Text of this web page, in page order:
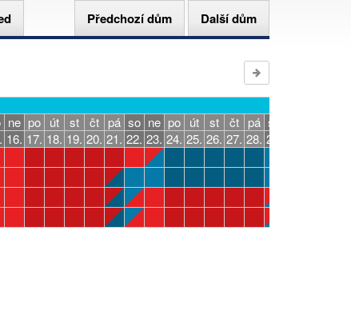
Předchozí dům Další dům
ne po út st čt pá so ne po út st čt pá so
16. 17. 18. 19. 20. 21. 22. 23. 24. 25. 26. 27. 28. 29.